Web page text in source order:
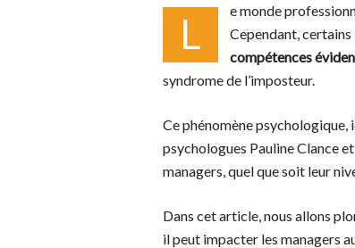
L
e monde
Cependant,
compétences
syndrome de l’imposteur.
Ce phénomène
psychologues Pauline Clance
managers, quel que soit leur
Dans cet article, nous allons
il peut impacter les managers